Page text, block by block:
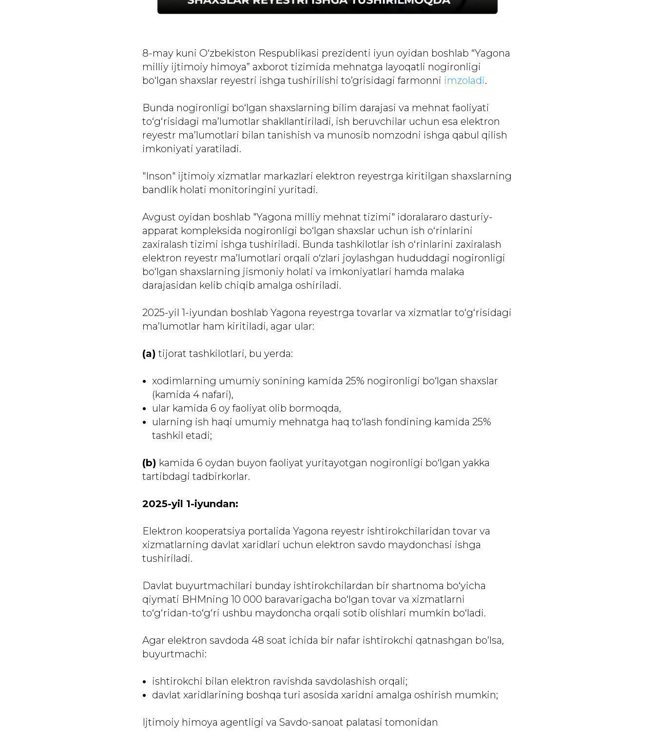
8-may kuni O‘zbekiston Respublikasi prezidenti iyun oyidan boshlab “Yagona
milliy ijtimoiy himoya” axborot tizimida mehnatga layoqatli nogironligi
bo‘lgan shaxslar reyestri ishga tushirilishi to’grisidagi farmonni imzoladi.
Bunda nogironligi bo‘lgan shaxslarning bilim darajasi va mehnat faoliyati
to‘g‘risidagi ma’lumotlar shakllantiriladi, ish beruvchilar uchun esa elektron
reyestr ma’lumotlari bilan tanishish va munosib nomzodni ishga qabul qilish
imkoniyati yaratiladi.
"Inson" ijtimoiy xizmatlar markazlari elektron reyestrga kiritilgan shaxslarning
bandlik holati monitoringini yuritadi.
Avgust oyidan boshlab "Yagona milliy mehnat tizimi" idoralararo dasturiy-
apparat kompleksida nogironligi bo‘lgan shaxslar uchun ish o‘rinlarini
zaxiralash tizimi ishga tushiriladi. Bunda tashkilotlar ish o‘rinlarini zaxiralash
elektron reyestr ma’lumotlari orqali o‘zlari joylashgan hududdagi nogironligi
bo‘lgan shaxslarning jismoniy holati va imkoniyatlari hamda malaka
darajasidan kelib chiqib amalga oshiriladi.
2025-yil 1-iyundan boshlab Yagona reyestrga tovarlar va xizmatlar to‘g‘risidagi
ma’lumotlar ham kiritiladi, agar ular:
(a) tijorat tashkilotlari, bu yerda:
xodimlarning umumiy sonining kamida 25% nogironligi bo‘lgan shaxslar
(kamida 4 nafari),
ular kamida 6 oy faoliyat olib bormoqda,
ularning ish haqi umumiy mehnatga haq to‘lash fondining kamida 25%
tashkil etadi;
(b) kamida 6 oydan buyon faoliyat yuritayotgan nogironligi bo‘lgan yakka
tartibdagi tadbirkorlar.
2025-yil 1-iyundan:
Elektron kooperatsiya portalida Yagona reyestr ishtirokchilaridan tovar va
xizmatlarning davlat xaridlari uchun elektron savdo maydonchasi ishga
tushiriladi.
Davlat buyurtmachilari bunday ishtirokchilardan bir shartnoma bo‘yicha
qiymati BHMning 10 000 baravarigacha bo‘lgan tovar va xizmatlarni
to‘g‘ridan-to‘g‘ri ushbu maydoncha orqali sotib olishlari mumkin bo‘ladi.
Agar elektron savdoda 48 soat ichida bir nafar ishtirokchi qatnashgan bo’lsa,
buyurtmachi:
ishtirokchi bilan elektron ravishda savdolashish orqali;
davlat xaridlarining boshqa turi asosida xaridni amalga oshirish mumkin;
Ijtimoiy himoya agentligi va Savdo-sanoat palatasi tomonidan